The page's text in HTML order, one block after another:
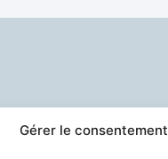
Gérer le consentement
et les